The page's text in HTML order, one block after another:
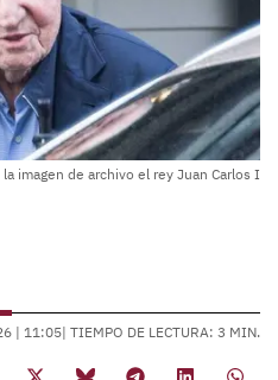
la imagen de archivo el rey Juan Carlos I
| 11:05| TIEMPO DE LECTURA: 3 MIN.